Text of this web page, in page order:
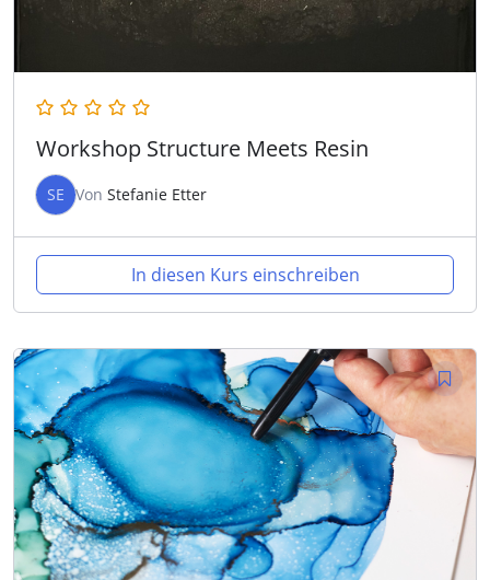
Workshop Structure Meets Resin
SE Von Stefanie Etter
In diesen Kurs einschreiben